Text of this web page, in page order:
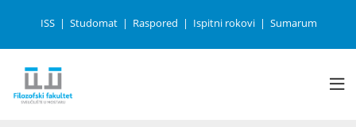
ISS Studomat Raspored Ispitni rokovi Sumarum